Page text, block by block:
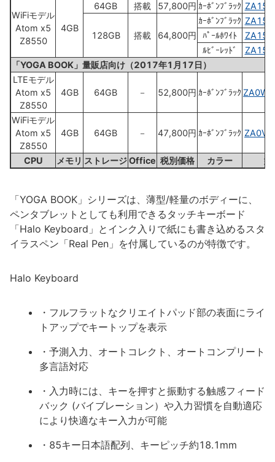
WiFiモデル
Atom x5
Z8550
4GB
64GB 搭載 57,800円 ｶｰﾎﾞﾝﾌﾞﾗｯｸ
128GB 搭載 64,800円
ｶｰﾎﾞﾝﾌﾞﾗｯｸ
ﾊﾟｰﾙﾎﾜｲﾄ
ﾙﾋﾞｰﾚｯﾄﾞ
「YOGA BOOK」量販店向け（2017年1月17日）
LTEモデル
Atom x5
Z8550
4GB 64GB － 52,800円 ｶｰﾎﾞﾝﾌﾞﾗｯｸ
WiFiモデル
Atom x5
Z8550
4GB 64GB － 47,800円 ｶｰﾎﾞﾝﾌﾞﾗｯｸ
CPU メモリ ストレージOffice 税別価格 カラー 型
「YOGA BOOK」シリーズは、薄型/軽量のボディーに、
ペンタブレットとしても利用できるタッチキーボード
「Halo Keyboard」とインク入りで紙にも書き込めるスタ
イラスペン「Real Pen」を付属しているのが特徴です。
Halo Keyboard
・フルフラットなクリエイトパッド部の表面にライ
トアップでキートップを表示
・予測入力、オートコレクト、オートコンプリート
多言語対応
・入力時には、キーを押すと振動する触感フィード
バック (バイブレーション）や入力習慣を自動適応
により快適なキー入力が可能
・85キー日本語配列、キーピッチ約18.1mm